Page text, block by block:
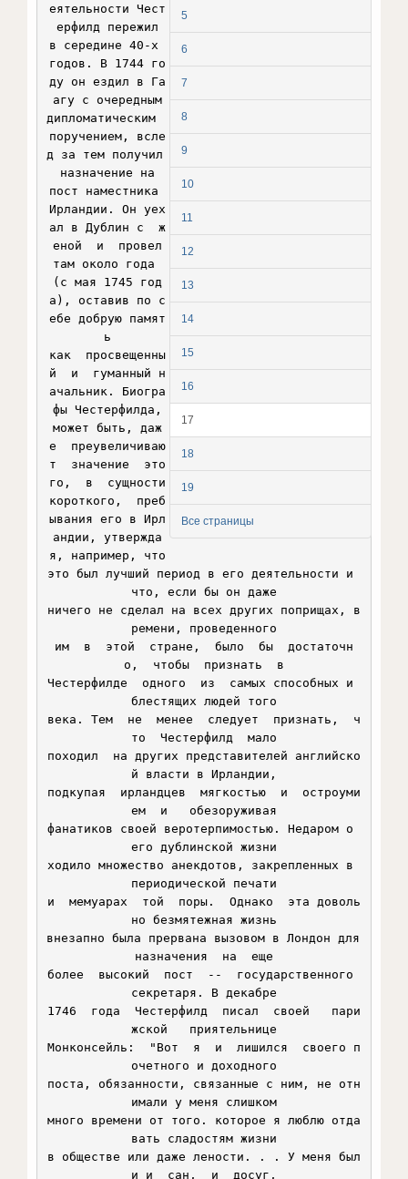
5
6
7
8
9
10
11
12
13
14
15
16
17
18
19
Все страницы
еятельности Чест
ерфилд пережил
в середине 40-х
годов. В 1744 го
ду он ездил в Га
агу с очередным
дипломатическим
поручением, всле
д за тем получил
назначение на
пост наместника
Ирландии. Он уех
ал в Дублин с  ж
еной  и  провел
там около года
(с мая 1745 год
а), оставив по с
ебе добрую памят
ь
как  просвещенны
й  и  гуманный н
ачальник. Биогра
фы Честерфилда,
может быть, даж
е  преувеличиваю
т  значение  это
го,  в  сущности
короткого,  преб
ывания его в Ирл
андии, утвержда
я, например, что
это был лучший период в его деятельности и
что, если бы он даже
ничего не сделал на всех других поприщах, в
ремени, проведенного
им  в  этой  стране,  было  бы  достаточн
о,  чтобы  признать  в
Честерфилде  одного  из  самых способных и
блестящих людей того
века. Тем  не  менее  следует  признать,  ч
то  Честерфилд  мало
походил  на других представителей английско
й власти в Ирландии,
подкупая  ирландцев  мягкостью  и  остроуми
ем  и   обезоруживая
фанатиков своей веротерпимостью. Недаром о
его дублинской жизни
ходило множество анекдотов, закрепленных в
периодической печати
и  мемуарах  той  поры.  Однако  эта доволь
но безмятежная жизнь
внезапно была прервана вызовом в Лондон для
назначения  на  еще
более  высокий  пост  --  государственного
секретаря. В декабре
1746  года  Честерфилд  писал  своей   пари
жской   приятельнице
Монконсейль:  "Вот  я  и  лишился  своего п
очетного и доходного
поста, обязанности, связанные с ним, не отн
имали у меня слишком
много времени от того. которое я люблю отда
вать сладостям жизни
в обществе или даже лености. . . У меня был
и и  сан,  и  досуг,